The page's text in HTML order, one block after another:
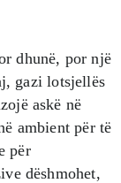
dhunë, por një
gazi lotsjellës
askë në
ambient për të
për
dëshmohet,